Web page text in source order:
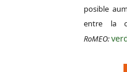
posible
entre la
RoMEO: